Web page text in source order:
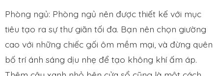
Phòng ngủ: Phòng ngủ nên được thiết kế với mục
tiêu tạo ra sự thư giãn tối đa. Bạn nên chọn giường
cao với những chiếc gối ôm mềm mại, và đừng quên
bố trí ánh sáng dịu nhẹ để tạo không khí ấm áp.